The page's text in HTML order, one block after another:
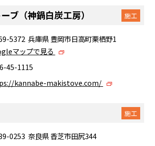
ブ（神鍋白炭工房） 施工
5372 兵庫県 豊岡市日高町栗栖野1
マップで見る
45-1115
kannabe-makistove.com/
施工
0253 奈良県 香芝市田尻344